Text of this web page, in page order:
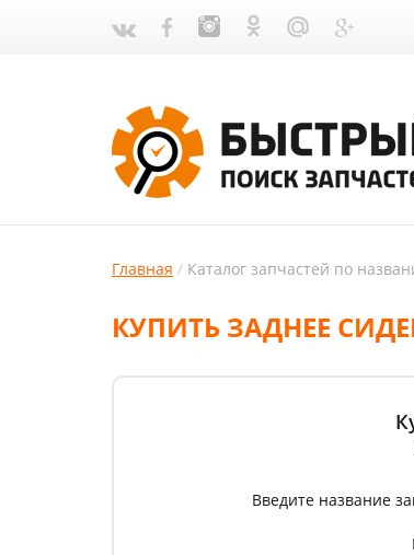
Главная Каталог запчастей по
КУПИТЬ ЗАДНЕЕ
Введите название